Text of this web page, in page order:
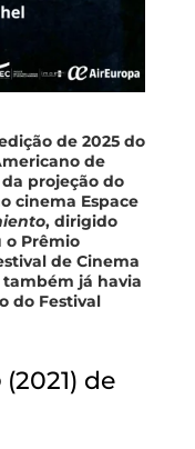
de 2025 do
de
projeção do
cinema Espace
, dirigido
o Prêmio
de Cinema
também já havia
do Festival
(2021) de